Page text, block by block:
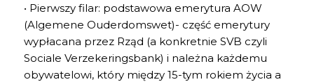
• Pierwszy filar: podstawowa emerytura AOW
(Algemene Ouderdomswet)- część emerytury
wypłacana przez Rząd (a konkretnie SVB czyli
Sociale Verzekeringsbank) i należna każdemu
obywatelowi, który między 15-tym rokiem życia a